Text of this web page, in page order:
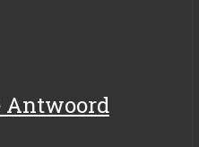
Antwoord